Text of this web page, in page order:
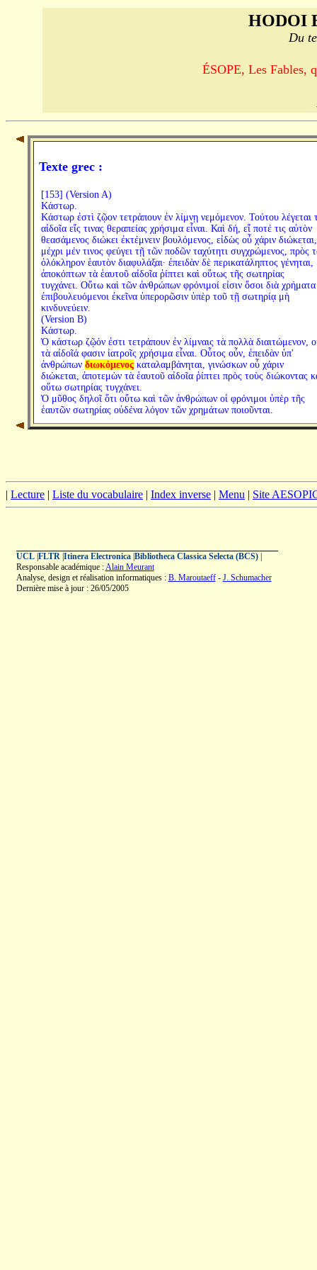
HODOI
Du
ÉSOPE, Les Fables,
Texte grec :
[153] (Version A)
Κάστωρ.
Κάστωρ ἐστὶ ζῷον τετράπουν ἐν λίμνῃ νεμόμενον. Τούτου λέγεται
αἰδοῖα εἴς τινας θεραπείας χρήσιμα εἶναι. Καὶ δή, εἴ ποτέ τις αὐτὸν
θεασάμενος διώκει ἐκτέμνειν βουλόμενος, εἰδὼς οὗ χάριν διώκεται,
μέχρι μέν τινος φεύγει τῇ τῶν ποδῶν ταχύτητι συγχρώμενος, πρὸς
ὁλόκληρον ἑαυτὸν διαφυλάξαι· ἐπειδὰν δὲ περικατάληπτος γένηται,
ἀποκόπτων τὰ ἑαυτοῦ αἰδοῖα ῥίπτει καὶ οὕτως τῆς σωτηρίας
τυγχάνει. Οὕτω καὶ τῶν ἀνθρώπων φρόνιμοί εἰσιν ὅσοι διὰ χρήματα
ἐπιβουλευόμενοι ἐκεῖνα ὑπερορῶσιν ὑπὲρ τοῦ τῇ σωτηρίᾳ μὴ
κινδυνεύειν.
(Version B)
Κάστωρ.
Ὁ κάστωρ ζῷόν ἐστι τετράπουν ἐν λίμναις τὰ πολλὰ διαιτώμενον,
τὰ αἰδοῖά φασιν ἰατροῖς χρήσιμα εἶναι. Οὗτος οὖν, ἐπειδὰν ὑπ'
ἀνθρώπων διωκόμενοςκαταλαμβάνηται, γινώσκων οὗ χάριν
διώκεται, ἀποτεμὼν τὰ ἑαυτοῦ αἰδοῖα ῥίπτει πρὸς τοὺς διώκοντας
οὕτω σωτηρίας τυγχάνει.
Ὁ μῦθος δηλοῖ ὅτι οὕτω καὶ τῶν ἀνθρώπων οἱ φρόνιμοι ὑπὲρ τῆς
ἑαυτῶν σωτηρίας οὐδένα λόγον τῶν χρημάτων ποιοῦνται.
| Lecture | Liste du vocabulaire | Index inverse | Menu | Site
UCL| FLTR| Itinera Electronica| Bibliotheca Classica Selecta (BCS)|
Responsable académique :Alain Meurant
Analyse, design et réalisation informatiques : B. Maroutaeff- J. Schumacher
Dernière mise à jour : 26/05/2005